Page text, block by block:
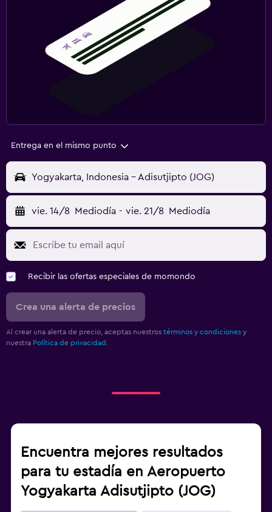
Entrega en el mismo punto
Yogyakarta, Indonesia - Adisutjipto (JOG)
vie. 14/8 Mediodía - vie. 21/8 Mediodía
Recibir las ofertas especiales de momondo
Crea una alerta de precios
Al crear una alerta de precio, aceptas nuestros términos y condiciones y
nuestra Política de privacidad.
Encuentra mejores resultados
para tu estadía en Aeropuerto
Yogyakarta Adisutjipto (JOG)